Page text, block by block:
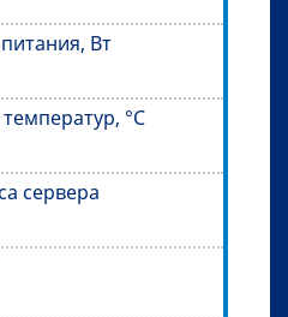
Вт
°C
сервера